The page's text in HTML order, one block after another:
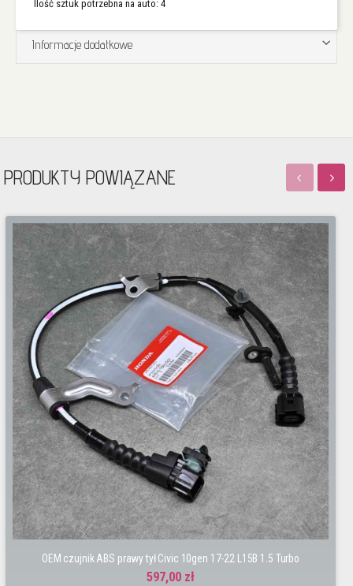
Ilość sztuk potrzebna na auto: 4
Informacje dodatkowe
PRODUKTY POWIĄZANE
OEM czujnik ABS prawy tył Civic 10gen 17-22 L15B 1.5 Turbo
597,00 zł